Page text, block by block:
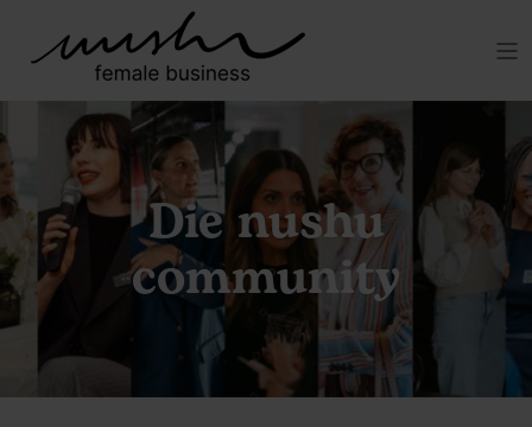
Die nushu
community